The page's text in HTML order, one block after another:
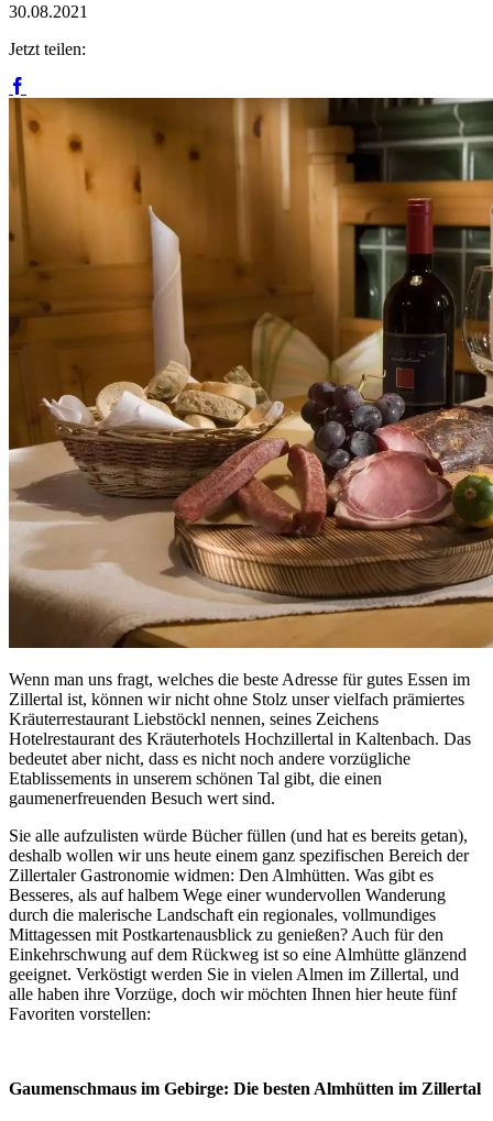
30.08.2021
Jetzt teilen:
Wenn man uns fragt, welches die beste Adresse für gutes Essen im
Zillertal ist, können wir nicht ohne Stolz unser vielfach prämiertes
Kräuterrestaurant Liebstöckl nennen, seines Zeichens
Hotelrestaurant des Kräuterhotels Hochzillertal in Kaltenbach. Das
bedeutet aber nicht, dass es nicht noch andere vorzügliche
Etablissements in unserem schönen Tal gibt, die einen
gaumenerfreuenden Besuch wert sind.
Sie alle aufzulisten würde Bücher füllen (und hat es bereits getan),
deshalb wollen wir uns heute einem ganz spezifischen Bereich der
Zillertaler Gastronomie widmen: Den Almhütten. Was gibt es
Besseres, als auf halbem Wege einer wundervollen Wanderung
durch die malerische Landschaft ein regionales, vollmundiges
Mittagessen mit Postkartenausblick zu genießen? Auch für den
Einkehrschwung auf dem Rückweg ist so eine Almhütte glänzend
geeignet. Verköstigt werden Sie in vielen Almen im Zillertal, und
alle haben ihre Vorzüge, doch wir möchten Ihnen hier heute fünf
Favoriten vorstellen:
Gaumenschmaus im Gebirge: Die besten Almhütten im Zillertal